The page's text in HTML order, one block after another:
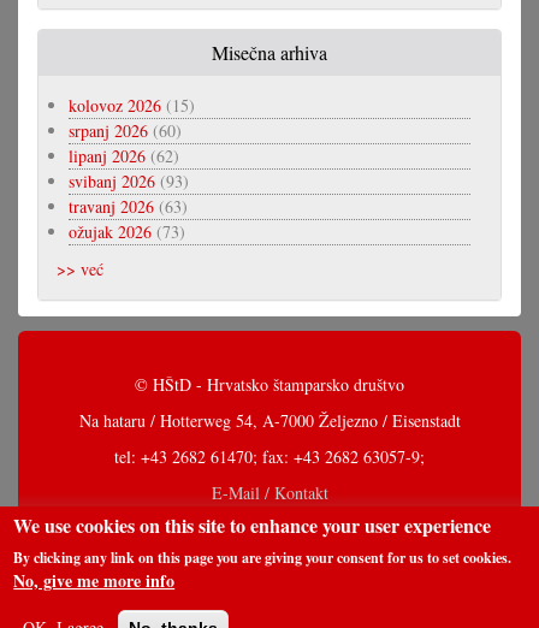
Misečna arhiva
kolovoz 2026 (15)
srpanj 2026 (60)
lipanj 2026 (62)
svibanj 2026 (93)
travanj 2026 (63)
ožujak 2026 (73)
>> već
© HŠtD - Hrvatsko štamparsko društvo
Na hataru / Hotterweg 54, A-7000 Željezno / Eisenstadt
tel: +43 2682 61470; fax: +43 2682 63057-9;
E-Mail / Kontakt
We use cookies on this site to enhance your user experience
By clicking any link on this page you are giving your consent for us to set cookies.
No, give me more info